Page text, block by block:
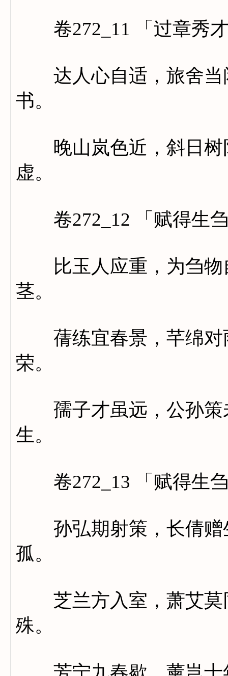
卷272_11 「过章秀才
达人心自适，旅舍当
书。
晚山岚色近，斜日树
虚。
卷272_12 「赋得生刍
比玉人应重，为刍物
茎。
蒨练宜春景，芊绵对
荣。
孺子才虽远，公孙策
生。
卷272_13 「赋得生刍
孙弘期射策，长倩赠
孤。
芝兰方入室，萧艾莫
殊。